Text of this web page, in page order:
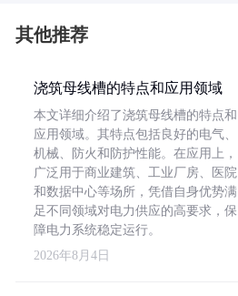
其他推荐
浇筑母线槽的特点和应用领域
本文详细介绍了浇筑母线槽的特点和
应用领域。其特点包括良好的电气、
机械、防火和防护性能。在应用上，
广泛用于商业建筑、工业厂房、医院
和数据中心等场所，凭借自身优势满
足不同领域对电力供应的高要求，保
障电力系统稳定运行。
2026年8月4日